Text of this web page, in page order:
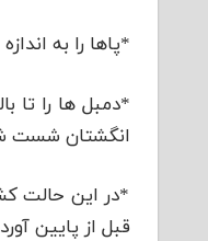
*پاها را به
*دمبل ها را تا
انگشتان شست
*در این حالت
قبل از پایین